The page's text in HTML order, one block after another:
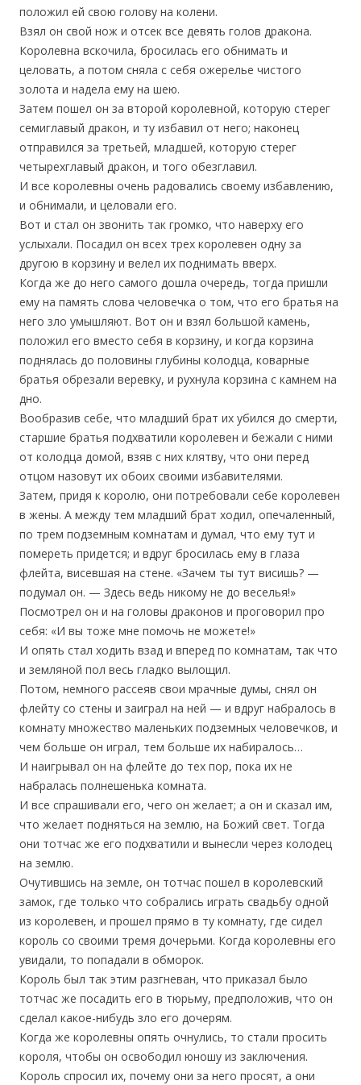
положил ей свою голову на колени.
Взял он свой нож и отсек все девять голов дракона.
Королевна вскочила, бросилась его обнимать и
целовать, а потом сняла с себя ожерелье чистого
золота и надела ему на шею.
Затем пошел он за второй королевной, которую стерег
семиглавый дракон, и ту избавил от него; наконец
отправился за третьей, младшей, которую стерег
четырехглавый дракон, и того обезглавил.
И все королевны очень радовались своему избавлению,
и обнимали, и целовали его.
Вот и стал он звонить так громко, что наверху его
услыхали. Посадил он всех трех королевен одну за
другою в корзину и велел их поднимать вверх.
Когда же до него самого дошла очередь, тогда пришли
ему на память слова человечка о том, что его братья на
него зло умышляют. Вот он и взял большой камень,
положил его вместо себя в корзину, и когда корзина
поднялась до половины глубины колодца, коварные
братья обрезали веревку, и рухнула корзина с камнем на
дно.
Вообразив себе, что младший брат их убился до смерти,
старшие братья подхватили королевен и бежали с ними
от колодца домой, взяв с них клятву, что они перед
отцом назовут их обоих своими избавителями.
Затем, придя к королю, они потребовали себе королевен
в жены. А между тем младший брат ходил, опечаленный,
по трем подземным комнатам и думал, что ему тут и
помереть придется; и вдруг бросилась ему в глаза
флейта, висевшая на стене. «Зачем ты тут висишь? —
подумал он. — Здесь ведь никому не до веселья!»
Посмотрел он и на головы драконов и проговорил про
себя: «И вы тоже мне помочь не можете!»
И опять стал ходить взад и вперед по комнатам, так что
и земляной пол весь гладко вылощил.
Потом, немного рассеяв свои мрачные думы, снял он
флейту со стены и заиграл на ней — и вдруг набралось в
комнату множество маленьких подземных человечков, и
чем больше он играл, тем больше их набиралось…
И наигрывал он на флейте до тех пор, пока их не
набралась полнешенька комната.
И все спрашивали его, чего он желает; а он и сказал им,
что желает подняться на землю, на Божий свет. Тогда
они тотчас же его подхватили и вынесли через колодец
на землю.
Очутившись на земле, он тотчас пошел в королевский
замок, где только что собрались играть свадьбу одной
из королевен, и прошел прямо в ту комнату, где сидел
король со своими тремя дочерьми. Когда королевны его
увидали, то попадали в обморок.
Король был так этим разгневан, что приказал было
тотчас же посадить его в тюрьму, предположив, что он
сделал какое-нибудь зло его дочерям.
Когда же королевны опять очнулись, то стали просить
короля, чтобы он освободил юношу из заключения.
Король спросил их, почему они за него просят, а они